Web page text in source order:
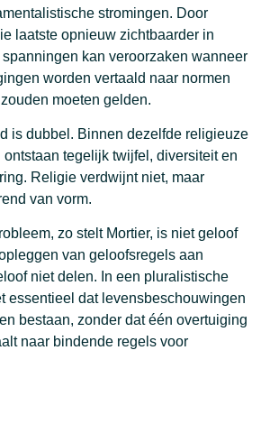
stromingen. Door
laatste opnieuw zichtbaarder in
kan veroorzaken wanneer
worden vertaald naar normen
moeten gelden.
is dubbel. Binnen dezelfde religieuze
tegelijk twijfel, diversiteit en
Religie verdwijnt niet, maar
van vorm.
zo stelt Mortier, is niet geloof
van geloofsregels aan
niet delen. In een pluralistische
essentieel dat levensbeschouwingen
bestaan, zonder dat één overtuiging
naar bindende regels voor